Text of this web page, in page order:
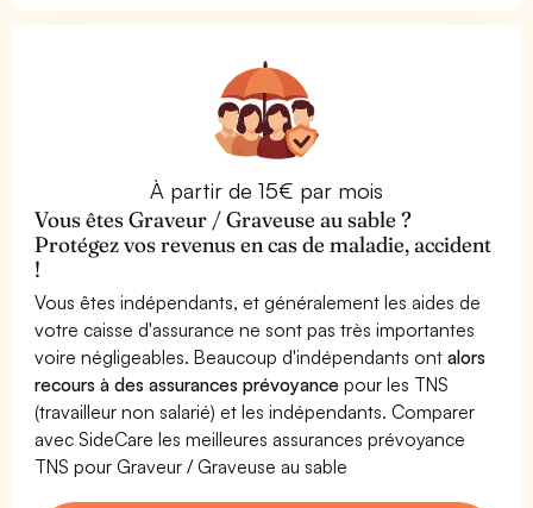
À partir de 15€ par mois
Vous êtes Graveur / Graveuse au sable ?
Protégez vos revenus en cas de maladie, accident
!
Vous êtes indépendants, et généralement les aides de
votre caisse d'assurance ne sont pas très importantes
voire négligeables. Beaucoup d'indépendants ontalors
recours à des assurances prévoyance pour les TNS
(travailleur non salarié) et les indépendants. Comparer
avec SideCare les meilleures assurances prévoyance
TNS pour Graveur / Graveuse au sable